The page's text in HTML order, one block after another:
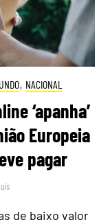
, NACIONAL
‘apanha’
Europeia
pagar
de baixo valor